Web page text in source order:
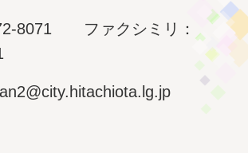
8071 ファクシミリ：